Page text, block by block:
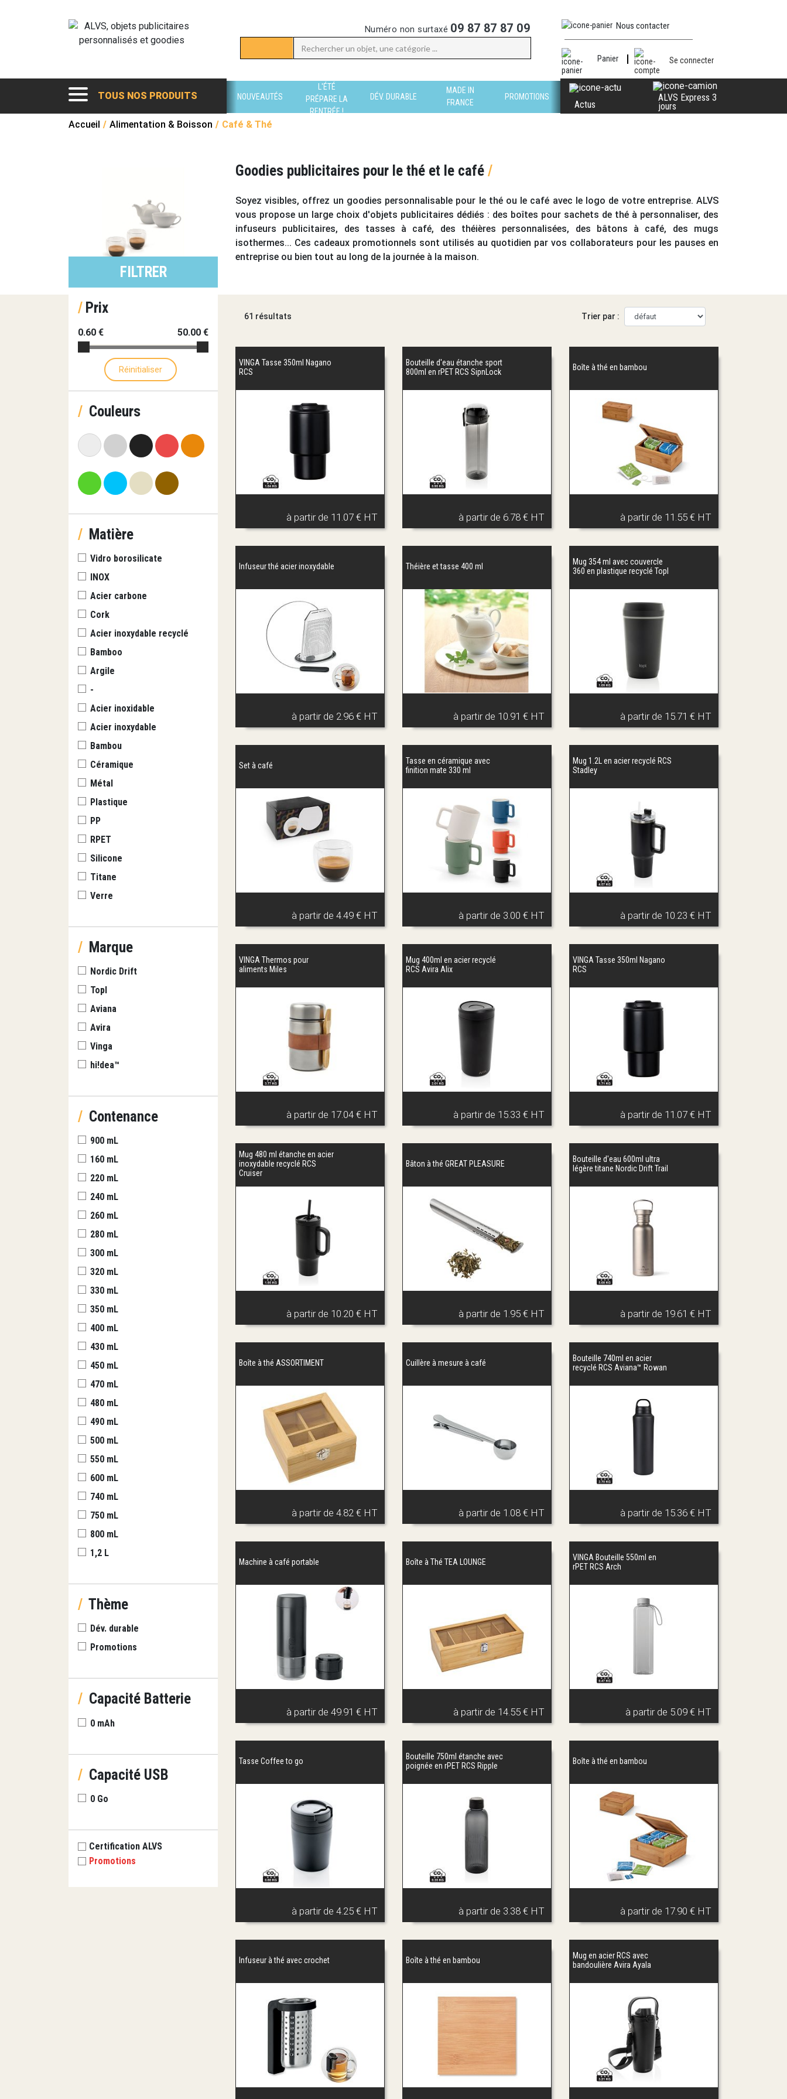
Numéro non surtaxé 09 87 87 87 09 Nous contacter
Panier Se connecter
TOUS NOS PRODUITS NOUVEAUTÉS
L'ÉTÉ
PRÉPARE LA
RENTRÉE !
DÉV. DURABLE
MADE IN
FRANCE
PROMOTIONS
Actus
ALVS Express 3
jours
Accueil / Alimentation & Boisson / Café & Thé
Goodies publicitaires pour le thé et le café /
Soyez visibles, offrez un goodies personnalisable pour le thé ou le café avec le logo de votre entreprise. ALVS
vous propose un large choix d'objets publicitaires dédiés : des boîtes pour sachets de thé à personnaliser, des
infuseurs publicitaires, des tasses à café, des théières personnalisées, des bâtons à café, des mugs
isothermes... Ces cadeaux promotionnels sont utilisés au quotidien par vos collaborateurs pour les pauses en
entreprise ou bien tout au long de la journée à la maison.
FILTRER
/ Prix
0.60 € 50.00 €
Réinitialiser
/ Couleurs
/ Matière
Vidro borosilicate
INOX
Acier carbone
Cork
Acier inoxydable recyclé
Bamboo
Argile
-
Acier inoxidable
Acier inoxydable
Bambou
Céramique
Métal
Plastique
PP
RPET
Silicone
Titane
Verre
/ Marque
Nordic Drift
Topl
Aviana
Avira
Vinga
hi!dea™
/ Contenance
900 mL
160 mL
220 mL
240 mL
260 mL
280 mL
300 mL
320 mL
330 mL
350 mL
400 mL
430 mL
450 mL
470 mL
480 mL
490 mL
500 mL
550 mL
600 mL
740 mL
750 mL
800 mL
1,2 L
/ Thème
Dév. durable
Promotions
/ Capacité Batterie
0 mAh
/ Capacité USB
0 Go
Certification ALVS
Promotions
61 résultats Trier par :
VINGA Tasse 350ml Nagano
RCS
à partir de 11.07 € HT
Bouteille d'eau étanche sport
800ml en rPET RCS SipnLock
à partir de 6.78 € HT
Boîte à thé en bambou
à partir de 11.55 € HT
Infuseur thé acier inoxydable
à partir de 2.96 € HT
Théière et tasse 400 ml
à partir de 10.91 € HT
Mug 354 ml avec couvercle
360 en plastique recyclé Topl
à partir de 15.71 € HT
Set à café
à partir de 4.49 € HT
Tasse en céramique avec
finition mate 330 ml
à partir de 3.00 € HT
Mug 1.2L en acier recyclé RCS
Stadley
à partir de 10.23 € HT
VINGA Thermos pour
aliments Miles
à partir de 17.04 € HT
Mug 400ml en acier recyclé
RCS Avira Alix
à partir de 15.33 € HT
VINGA Tasse 350ml Nagano
RCS
à partir de 11.07 € HT
Mug 480 ml étanche en acier
inoxydable recyclé RCS
Cruiser
à partir de 10.20 € HT
Bâton à thé GREAT PLEASURE
à partir de 1.95 € HT
Bouteille d'eau 600ml ultra
légère titane Nordic Drift Trail
à partir de 19.61 € HT
Boîte à thé ASSORTIMENT
à partir de 4.82 € HT
Cuillère à mesure à café
à partir de 1.08 € HT
Bouteille 740ml en acier
recyclé RCS Aviana™ Rowan
à partir de 15.36 € HT
Machine à café portable
à partir de 49.91 € HT
Boîte à Thé TEA LOUNGE
à partir de 14.55 € HT
VINGA Bouteille 550ml en
rPET RCS Arch
à partir de 5.09 € HT
Tasse Coffee to go
à partir de 4.25 € HT
Bouteille 750ml étanche avec
poignée en rPET RCS Ripple
à partir de 3.38 € HT
Boîte à thé en bambou
à partir de 17.90 € HT
Infuseur à thé avec crochet Boîte à thé en bambou
Mug en acier RCS avec
bandoulière Avira Ayala